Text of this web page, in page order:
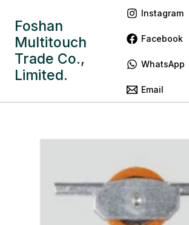
Foshan
Multitouch
Trade Co.,
Limited.
Instagram
Facebook
WhatsApp
Email